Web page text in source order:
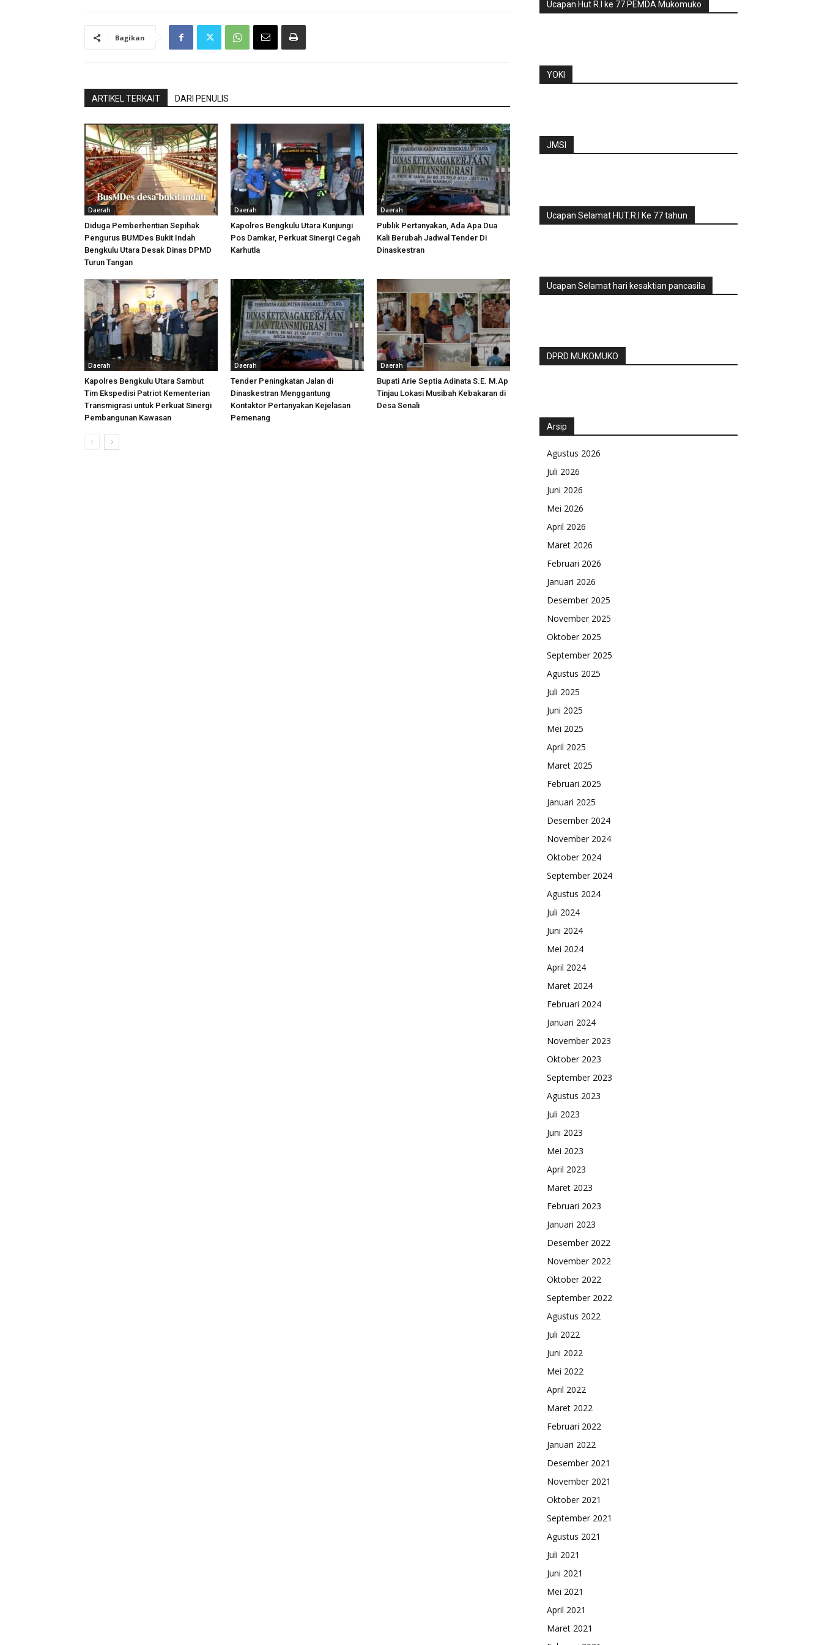
Bagikan
ARTIKEL TERKAIT DARI PENULIS
Daerah
Diduga Pemberhentian Sepihak
Pengurus BUMDes Bukit Indah
Bengkulu Utara Desak Dinas DPMD
Turun Tangan
Daerah
Kapolres Bengkulu Utara Kunjungi
Pos Damkar, Perkuat Sinergi Cegah
Karhutla
Daerah
Publik Pertanyakan, Ada Apa Dua
Kali Berubah Jadwal Tender Di
Dinaskestran
Daerah
Kapolres Bengkulu Utara Sambut
Tim Ekspedisi Patriot Kementerian
Transmigrasi untuk Perkuat Sinergi
Pembangunan Kawasan
Daerah
Tender Peningkatan Jalan di
Dinaskestran Menggantung
Kontaktor Pertanyakan Kejelasan
Pemenang
Daerah
Bupati Arie Septia Adinata S.E. M.Ap
Tinjau Lokasi Musibah Kebakaran di
Desa Senali
Ucapan Hut R.I ke 77 PEMDA Mukomuko
YOKI
JMSI
Ucapan Selamat HUT.R.I Ke 77 tahun
Ucapan Selamat hari kesaktian pancasila
DPRD MUKOMUKO
Arsip
Agustus 2026
Juli 2026
Juni 2026
Mei 2026
April 2026
Maret 2026
Februari 2026
Januari 2026
Desember 2025
November 2025
Oktober 2025
September 2025
Agustus 2025
Juli 2025
Juni 2025
Mei 2025
April 2025
Maret 2025
Februari 2025
Januari 2025
Desember 2024
November 2024
Oktober 2024
September 2024
Agustus 2024
Juli 2024
Juni 2024
Mei 2024
April 2024
Maret 2024
Februari 2024
Januari 2024
November 2023
Oktober 2023
September 2023
Agustus 2023
Juli 2023
Juni 2023
Mei 2023
April 2023
Maret 2023
Februari 2023
Januari 2023
Desember 2022
November 2022
Oktober 2022
September 2022
Agustus 2022
Juli 2022
Juni 2022
Mei 2022
April 2022
Maret 2022
Februari 2022
Januari 2022
Desember 2021
November 2021
Oktober 2021
September 2021
Agustus 2021
Juli 2021
Juni 2021
Mei 2021
April 2021
Maret 2021